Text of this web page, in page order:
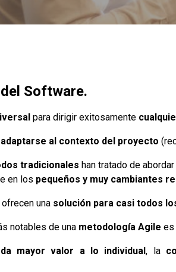
Software.
para dirigir exitosamente
al contexto del proyecto
tradicionales han tratado de
en los pequeños y muy cambiantes
ofrecen una solución para casi todos
notables de una metodología Agile es
mayor valor a lo individual, la